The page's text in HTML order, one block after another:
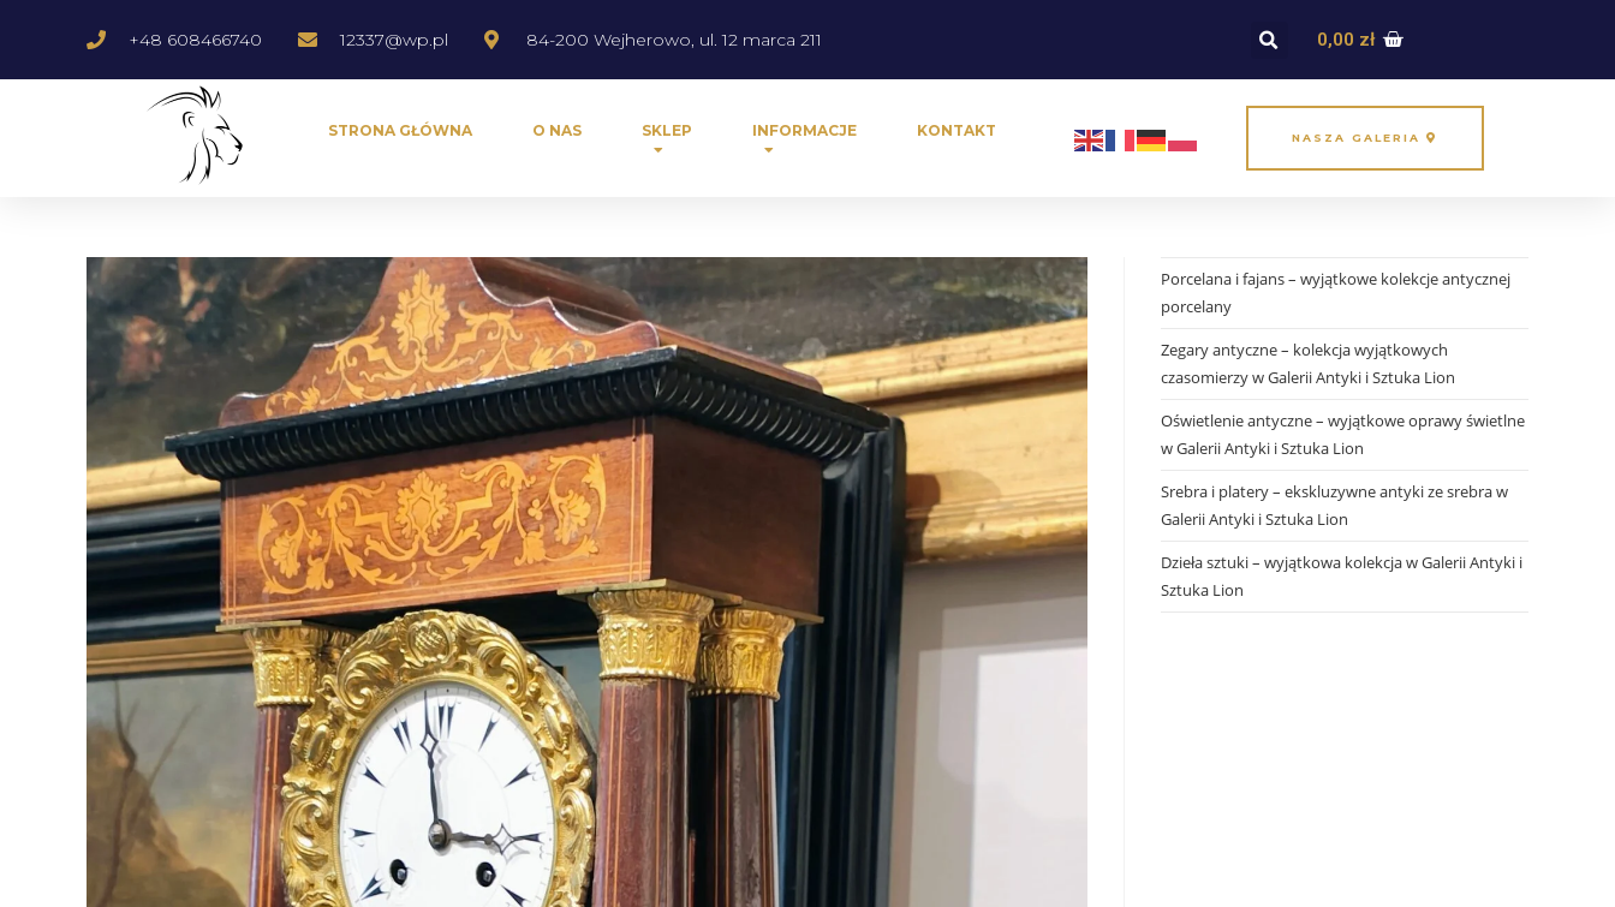
+48 608466740 12337@wp.pl 84-200 Wejherowo, ul. 12 marca 211 0,00 zł
STRONA GŁÓWNA O NAS SKLEP INFORMACJE KONTAKT NASZA GALERIA
Porcelana i fajans – wyjątkowe kolekcje antycznej
porcelany
Zegary antyczne – kolekcja wyjątkowych
czasomierzy w Galerii Antyki i Sztuka Lion
Oświetlenie antyczne – wyjątkowe oprawy świetlne
w Galerii Antyki i Sztuka Lion
Srebra i platery – ekskluzywne antyki ze srebra w
Galerii Antyki i Sztuka Lion
Dzieła sztuki – wyjątkowa kolekcja w Galerii Antyki i
Sztuka Lion